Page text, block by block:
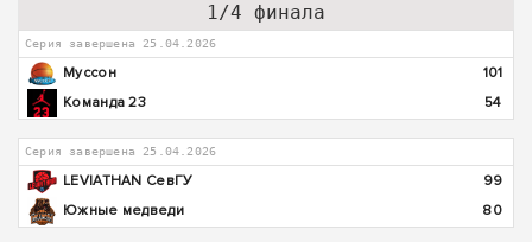
1/4 финала
Серия завершена 25.04.2026
Муссон
101
Команда 23
54
Серия завершена 25.04.2026
LEVIATHAN СевГУ
99
Южные медведи
80